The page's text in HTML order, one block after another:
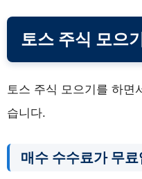
토스 주식 모으
토스 주식 모으기를 하면
습니다.
매수 수수료가 무